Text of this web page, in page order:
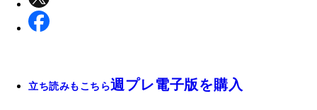
立ち読みもこちら週プレ電子版を購入